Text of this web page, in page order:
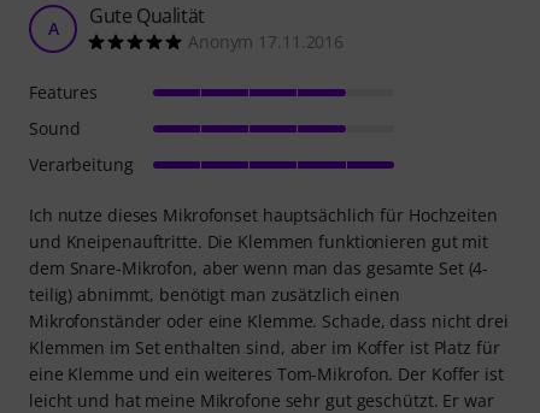
A Gute Qualität
Anonym 17.11.2016
Ich nutze dieses Mikrofonset hauptsächlich für Hochzeiten
und Kneipenauftritte. Die Klemmen funktionieren gut mit
dem Snare-Mikrofon, aber wenn man das gesamte Set (4-
teilig) abnimmt, benötigt man zusätzlich einen
Mikrofonständer oder eine Klemme. Schade, dass nicht drei
Klemmen im Set enthalten sind, aber im Koffer ist Platz für
eine Klemme und ein weiteres Tom-Mikrofon. Der Koffer ist
leicht und hat meine Mikrofone sehr gut geschützt. Er war
Features
Sound
Verarbeitung